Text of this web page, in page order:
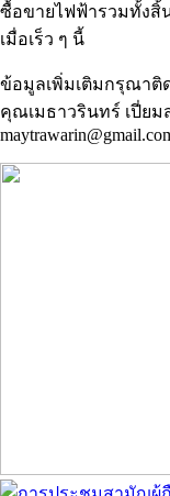
ซื้อขายไฟฟ้ารวมทั้งสิ้
เมื่อเร็ว ๆ นี้
ข้อมูลเพิ่มเติมกรุณาติ
คุณเมธาวรินทร์ เปี่ยมส